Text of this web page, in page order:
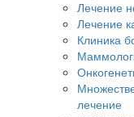
Лечение
Лечение
Клиника
лечение